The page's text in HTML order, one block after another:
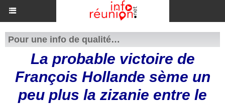
Pour une info de qualité…
La probable victoire de
François Hollande sème un
peu plus la zizanie entre le